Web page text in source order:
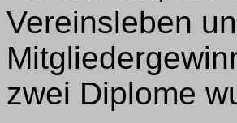
Vereinsleben
zwei Diplome